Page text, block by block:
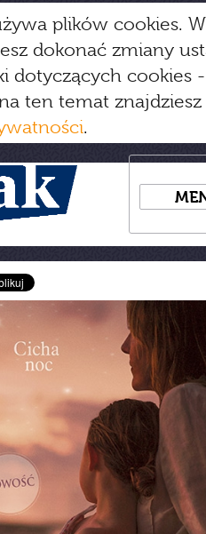
plików cookies.
dokonać zmiany
dotyczących cookies
ten temat
.